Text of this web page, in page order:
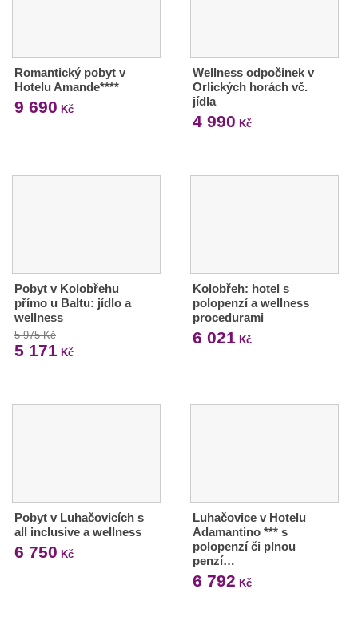
Romantický pobyt v
Hotelu Amande****
9 690 Kč
Wellness odpočinek v
Orlických horách vč.
jídla
4 990 Kč
Pobyt v Kolobřehu
přímo u Baltu: jídlo a
wellness
5 975 Kč
5 171 Kč
Kolobřeh: hotel s
polopenzí a wellness
procedurami
6 021 Kč
Pobyt v Luhačovicích s
all inclusive a wellness
6 750 Kč
Luhačovice v Hotelu
Adamantino *** s
polopenzí či plnou
penzí…
6 792 Kč